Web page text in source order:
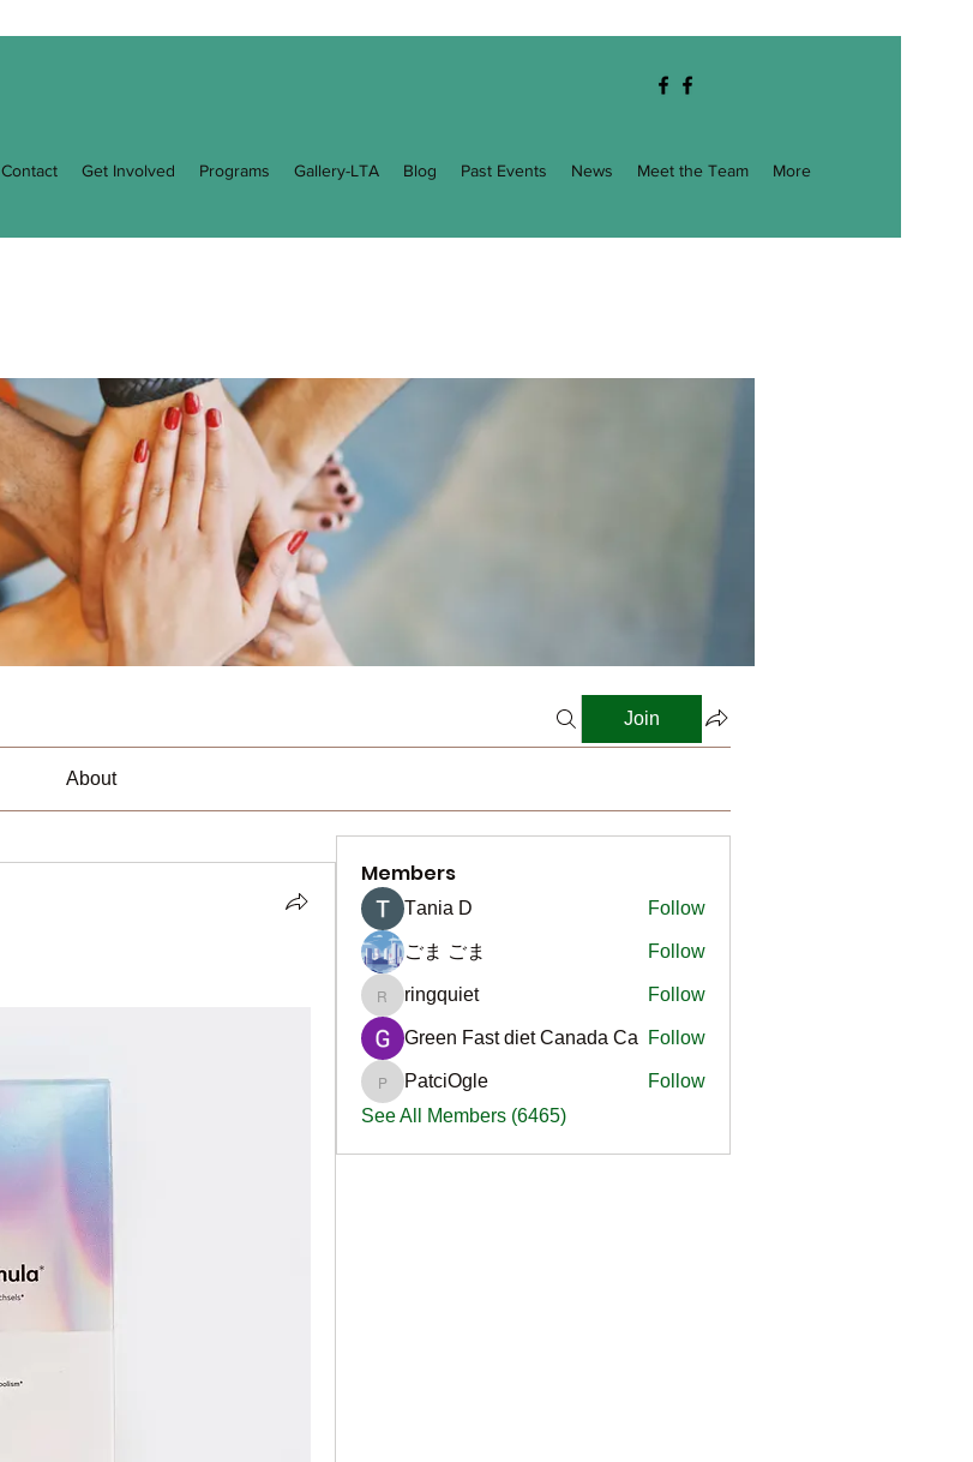
Contact Get Involved Programs Gallery-LTA Blog Past Events News Meet the Team More
Join
About
Members
Тania D Follow
ごま ごま Follow
ringquiet
ringquiet Follow
Green Fast diet Canada Ca Follow
PatciOgle
PatciOgle
Follow
See All Members (6465)